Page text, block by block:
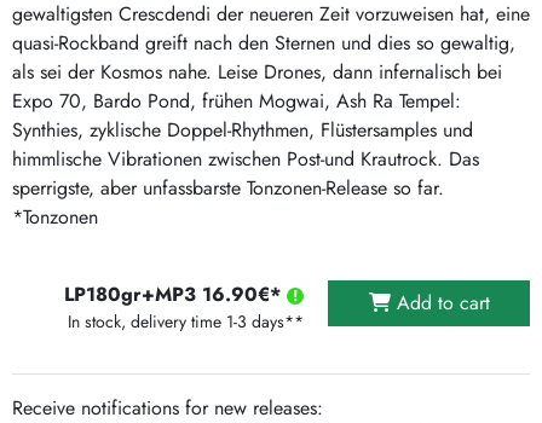
gewaltigsten Crescdendi der neueren Zeit vorzuweisen hat, eine
quasi-Rockband greift nach den Sternen und dies so gewaltig,
als sei der Kosmos nahe. Leise Drones, dann infernalisch bei
Expo 70, Bardo Pond, frühen Mogwai, Ash Ra Tempel:
Synthies, zyklische Doppel-Rhythmen, Flüstersamples und
himmlische Vibrationen zwischen Post-und Krautrock. Das
sperrigste, aber unfassbarste Tonzonen-Release so far.
*Tonzonen
LP180gr+MP3 16.90€*
In stock, delivery time 1-3 days**
Add to cart
Receive notifications for new releases: